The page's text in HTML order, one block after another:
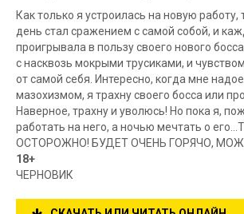
Как только я устроилась на новую
день стал сражением с самой собой, и
проигрывала в пользу своего нового
с насквозь мокрыми трусиками, и
от самой себя. Интересно, когда мне
мазохизмом, я трахну своего босса или
Наверное, трахну и уволюсь! Но пока я,
работать на него, а ночью мечтать о
ОСТОРОЖНО! БУДЕТ ОЧЕНЬ ГОРЯЧО,
18+
ЧЕРНОВИК